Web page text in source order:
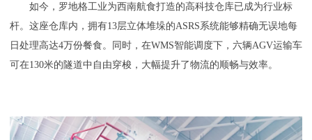
如今，罗地格工业为西南航食打造的高科技仓库已成为行业标
杆。这座仓库内，拥有13层立体堆垛的ASRS系统能够精确无误地每
日处理高达4万份餐食。同时，在WMS智能调度下，六辆AGV运输车
可在130米的隧道中自由穿梭，大幅提升了物流的顺畅与效率。